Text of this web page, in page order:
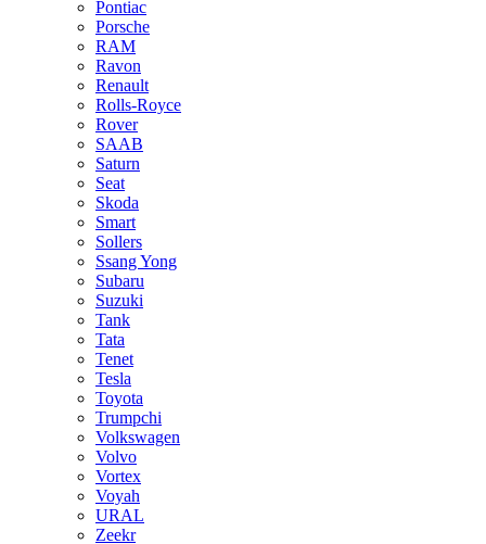
Pontiac
Porsche
RAM
Ravon
Renault
Rolls-Royce
Rover
SAAB
Saturn
Seat
Skoda
Smart
Sollers
Ssang Yong
Subaru
Suzuki
Tank
Tata
Tenet
Tesla
Toyota
Trumpchi
Volkswagen
Volvo
Vortex
Voyah
URAL
Zeekr